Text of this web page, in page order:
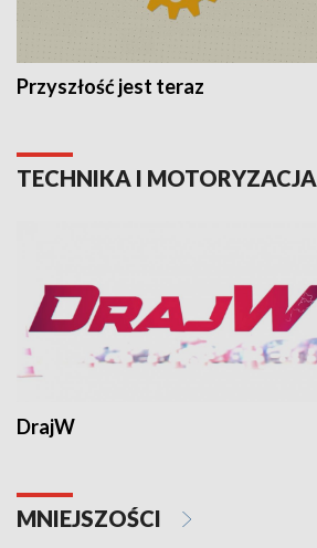
Przyszłość jest teraz
TECHNIKA I MOTORYZACJA
DrajW
MNIEJSZOŚCI